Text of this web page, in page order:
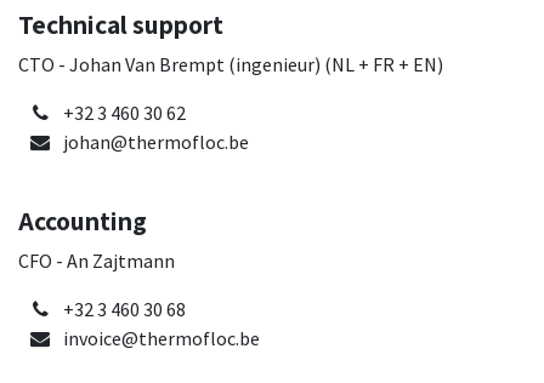
Technical support
CTO - Johan Van Brempt (ingenieur) (NL + FR + EN)
+32 3 460 30 62
johan@thermofloc.be
Accounting
CFO - An Zajtmann
+32 3 460 30 68
invoice@thermofloc.be